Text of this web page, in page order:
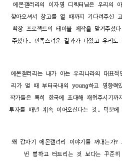
에몬갤러리의 이자영 디렉터님은 우리의
찾아오셔서 창고를 열 때까지 기다려주신
확장 프로젝트의 테이블 제작을 맡겨주셨
주셨다. 만족스러운 결과가 나왔고 우리
에몬갤러리는 내가 아는 우리나라의 대표
리가 멀 때 부터국내외 young하고 영향력
작가들은 특히 한국에 초대해 재워주시기
투자를 매년 계속 이어오신다는 것. 덕분
왜 갑자기 에몬갤러리 이야기를 꺼내는가
번 뻥하고 터트리는 것 보다는 꾸준